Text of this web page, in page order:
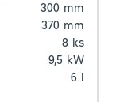
300 mm
370 mm
8 ks
9,5 kW
6 l